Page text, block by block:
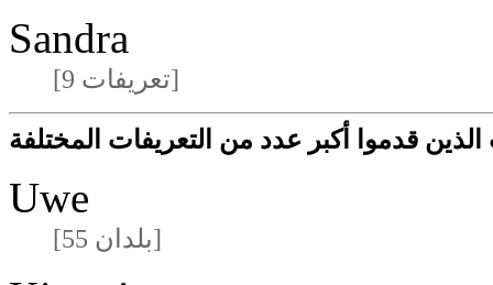
Sandra
[9 تعريفات]
قدموا أكبر عدد من التعريفات المختلفة
Uwe
[55 بلدان]